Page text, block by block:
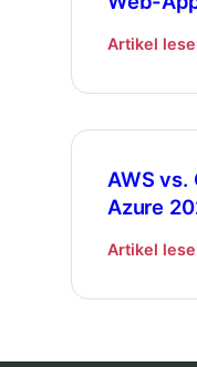
Artikel
AWS vs.
Azure
Artikel